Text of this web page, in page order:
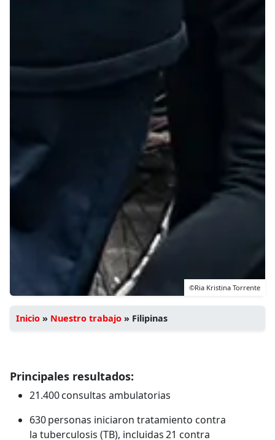
©Ria Kristina Torrente
Inicio » Nuestro trabajo » Filipinas
Principales resultados:
21.400 consultas ambulatorias
630 personas iniciaron tratamiento contra
la tuberculosis (TB), incluidas 21 contra